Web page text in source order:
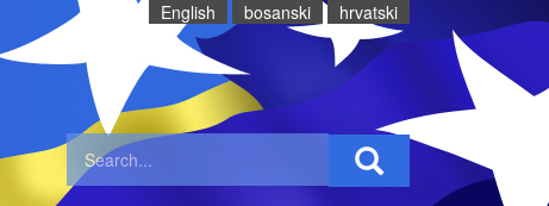
English bosanski hrvatski